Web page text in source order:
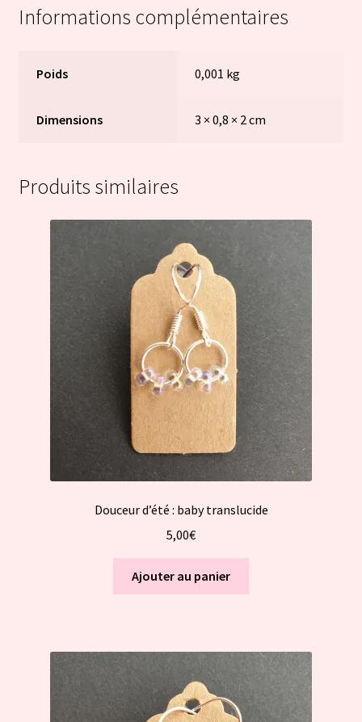
Informations complémentaires
Poids 0,001 kg
Dimensions 3 × 0,8 × 2 cm
Produits similaires
Douceur d’été : baby translucide
5,00€
Ajouter au panier